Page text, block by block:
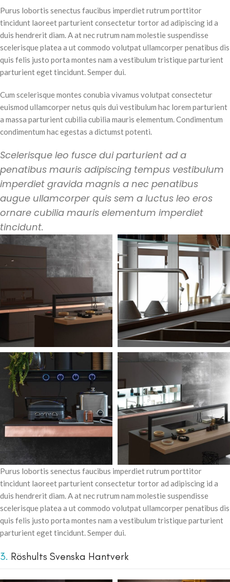
Purus lobortis senectus faucibus imperdiet rutrum porttitor
tincidunt laoreet parturient consectetur tortor ad adipiscing id a
duis hendrerit diam. A at nec rutrum nam molestie suspendisse
scelerisque platea a ut commodo volutpat ullamcorper penatibus dis
quis felis justo porta montes nam a vestibulum tristique parturient
parturient eget tincidunt. Semper dui.
Cum scelerisque montes conubia vivamus volutpat consectetur
euismod ullamcorper netus quis dui vestibulum hac lorem parturient
a massa parturient cubilia cubilia mauris elementum. Condimentum
condimentum hac egestas a dictumst potenti.
Scelerisque leo fusce dui parturient ad a
penatibus mauris adipiscing tempus vestibulum
imperdiet gravida magnis a nec penatibus
augue ullamcorper quis sem a luctus leo eros
ornare cubilia mauris elementum imperdiet
tincidunt.
Purus lobortis senectus faucibus imperdiet rutrum porttitor
tincidunt laoreet parturient consectetur tortor ad adipiscing id a
duis hendrerit diam. A at nec rutrum nam molestie suspendisse
scelerisque platea a ut commodo volutpat ullamcorper penatibus dis
quis felis justo porta montes nam a vestibulum tristique parturient
parturient eget tincidunt. Semper dui.
3. Röshults Svenska Hantverk